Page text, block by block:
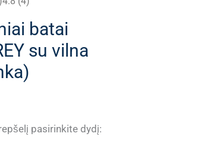
batai
su vilna
pasirinkite dydį: